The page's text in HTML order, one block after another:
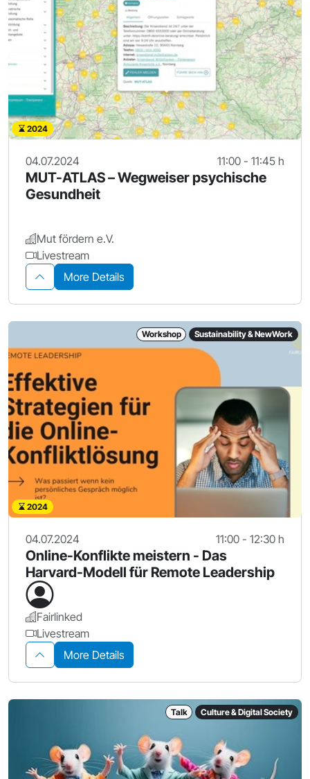
2024
04.07.2024 11:00 - 11:45 h
MUT-ATLAS – Wegweiser psychische
Gesundheit
Mut fördern e.V.
Livestream
More Details
Workshop Sustainability & NewWork
2024
04.07.2024 11:00 - 12:30 h
Online-Konflikte meistern - Das
Harvard-Modell für Remote Leadership
Fairlinked
Livestream
More Details
Talk Culture & Digital Society